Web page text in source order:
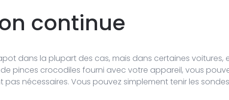
continue
dans la plupart des cas, mais dans certaines voitures,
pinces crocodiles fourni avec votre appareil, vous
nécessaires. Vous pouvez simplement tenir les